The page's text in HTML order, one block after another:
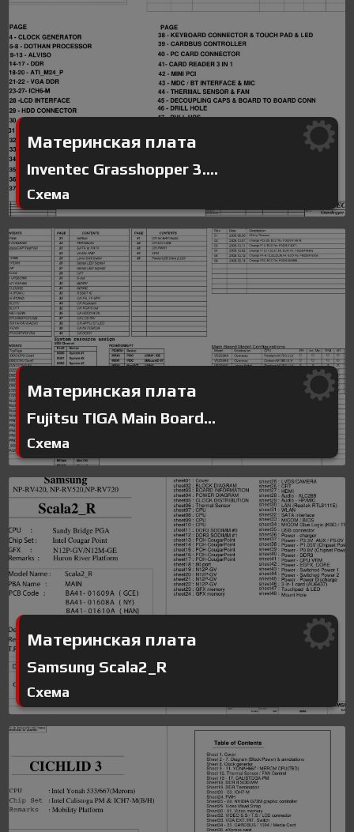
Материнская плата
Inventec Grasshopper 3....
Схема
Материнская плата
Fujitsu TIGA Main Board...
Схема
Материнская плата
Samsung Scala2_R
Схема